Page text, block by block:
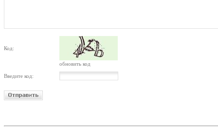
Код:
обновить код
Введите код: